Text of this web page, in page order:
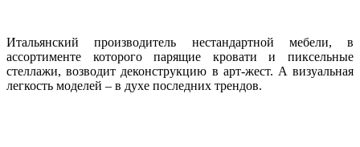
Итальянский производитель нестандартной мебели, в
ассортименте которого парящие кровати и пиксельные
стеллажи, возводит деконструкцию в арт-жест. А визуальная
легкость моделей – в духе последних трендов.